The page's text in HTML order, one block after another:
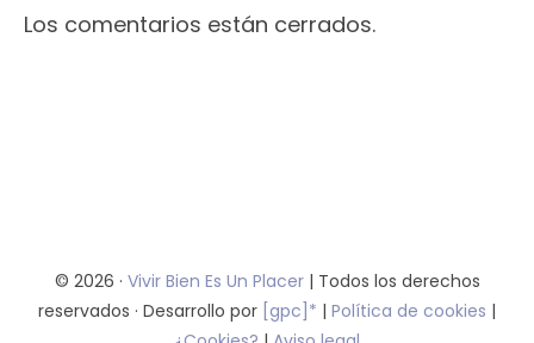
Los comentarios están cerrados.
© 2026 · Vivir Bien Es Un Placer | Todos los derechos
reservados · Desarrollo por [gpc]* | Política de cookies |